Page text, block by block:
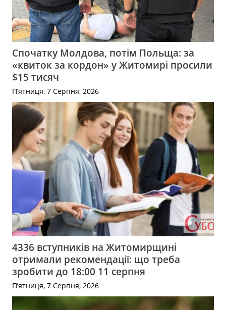
Спочатку Молдова, потім Польща: за
«квиток за кордон» у Житомирі просили
$15 тисяч
П’ятниця, 7 Серпня, 2026
4336 вступників на Житомирщині
отримали рекомендації: що треба
зробити до 18:00 11 серпня
П’ятниця, 7 Серпня, 2026